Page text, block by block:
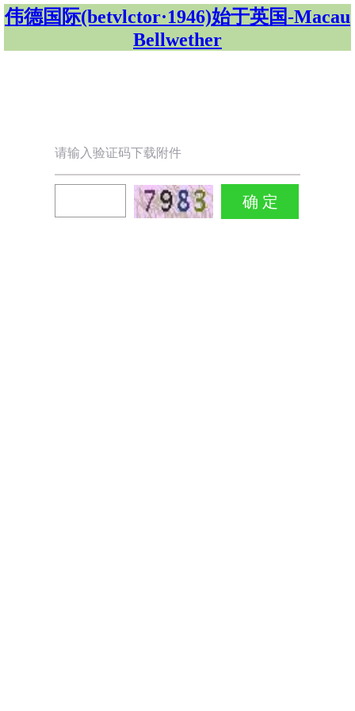
伟德国际(betvlctor·1946)始于英国-Macau
Bellwether
请输入验证码下载附件